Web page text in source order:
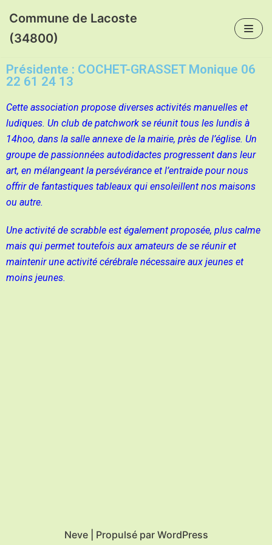
Aller
contenu
Commune de Lacoste
(34800)
Présidente : COCHET-GRASSET Monique 06
22 61 24 13
Cette association propose diverses activités manuelles et
ludiques. Un club de patchwork se réunit tous les lundis à
14hoo, dans la salle annexe de la mairie, près de l’église. Un
groupe de passionnées autodidactes progressent dans leur
art, en mélangeant la persévérance et l’entraide pour nous
offrir de fantastiques tableaux qui ensoleillent nos maisons
ou autre.
Une activité de scrabble est également proposée, plus calme
mais qui permet toutefois aux amateurs de se réunir et
maintenir une activité cérébrale nécessaire aux jeunes et
moins jeunes.
Neve| Propulsé par WordPress